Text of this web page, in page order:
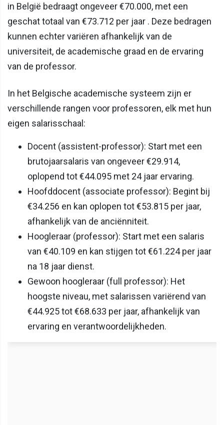
in België bedraagt ongeveer €70.000, met een
geschat totaal van €73.712 per jaar . Deze bedragen
kunnen echter variëren afhankelijk van de
universiteit, de academische graad en de ervaring
van de professor.
In het Belgische academische systeem zijn er
verschillende rangen voor professoren, elk met hun
eigen salarisschaal:
Docent (assistent-professor): Start met een
brutojaarsalaris van ongeveer €29.914,
oplopend tot €44.095 met 24 jaar ervaring.
Hoofddocent (associate professor): Begint bij
€34.256 en kan oplopen tot €53.815 per jaar,
afhankelijk van de anciënniteit.
Hoogleraar (professor): Start met een salaris
van €40.109 en kan stijgen tot €61.224 per jaar
na 18 jaar dienst.
Gewoon hoogleraar (full professor): Het
hoogste niveau, met salarissen variërend van
€44.925 tot €68.633 per jaar, afhankelijk van
ervaring en verantwoordelijkheden.